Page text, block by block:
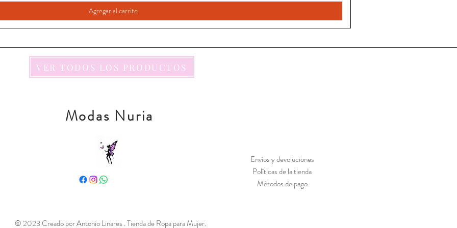
Agregar al carrito
VER TODOS LOS PRODUCTOS
Modas Nuria
Envíos y devoluciones
Políticas de la tienda
Métodos de pago
© 2023 Creado por Antonio Linares . Tienda de Ropa para Mujer.